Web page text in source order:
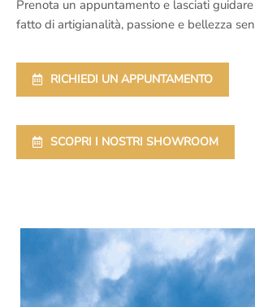
Prenota un appuntamento e lasciati
fatto di artigianalità, passione e bellezza
RICHIEDI UN APPUNTAMENTO
SCOPRI I NOSTRI SHOWROOM